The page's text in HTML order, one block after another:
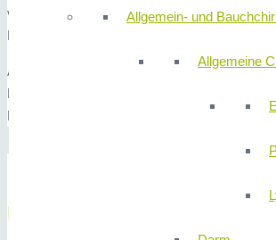
Allgemein- und
Allgemeine
verabreicht, wodurch die Durchblutung der
Rückschlüsse auf Bös- und Gutartigkeit ziehen.
Aufgrund der guten Aussagekraft des
Patienten beanspruchendere
Kontrastmittelreaktionen erspart bleiben.
MVZ Innere Medizin /